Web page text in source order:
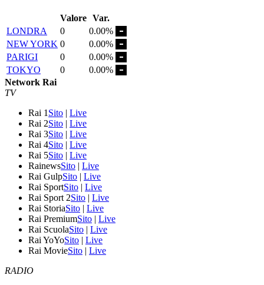
Valore Var.
LONDRA
0
0.00%
NEW YORK 0
0.00%
PARIGI
0
0.00%
TOKYO
0
0.00%
Network Rai
TV
Rai 1 Sito | Live
Rai 2Sito | Live
Rai 3Sito | Live
Rai 4Sito | Live
Rai 5Sito | Live
RainewsSito | Live
Rai GulpSito | Live
Rai SportSito | Live
Rai Sport 2Sito | Live
Rai StoriaSito | Live
Rai PremiumSito | Live
Rai ScuolaSito | Live
Rai YoYoSito | Live
Rai MovieSito | Live
RADIO